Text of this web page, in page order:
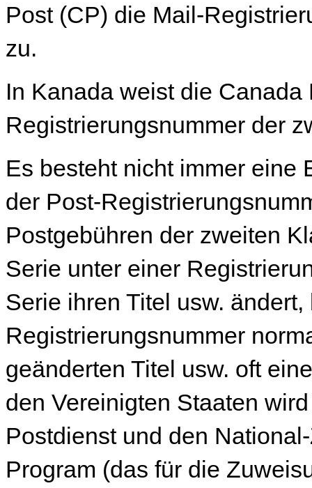
Post (CP) die Mail-
zu.
In Kanada weist die
Registrierungsnummer der
Es besteht nicht immer eine
der Post-
Postgebühren der zweiten
Serie unter einer
Serie ihren Titel usw.
Registrierungsnummer
geänderten Titel usw. oft
den Vereinigten Staaten
Postdienst und den
Program (das für die